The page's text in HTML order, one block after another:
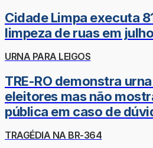
Cidade Limpa executa
limpeza de ruas em julho
URNA PARA LEIGOS
TRE-RO demonstra
eleitores mas não
pública em caso de
TRAGÉDIA NA BR-364